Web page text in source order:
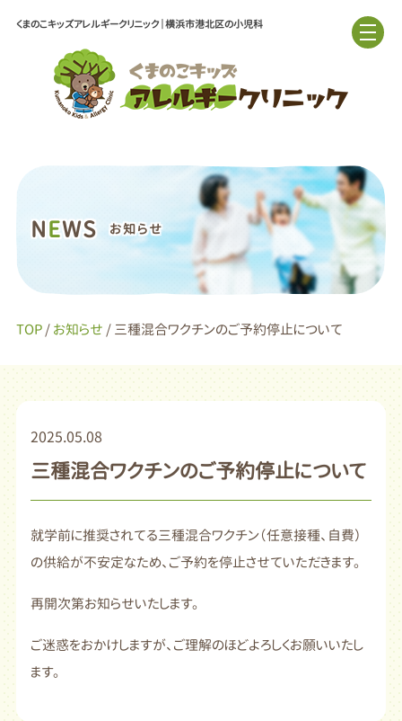
くまのこキッズアレルギークリニック｜横浜市港北区の小児科
NEWS お知らせ
TOP/お知らせ / 三種混合ワクチンのご予約停止について
2025.05.08
三種混合ワクチンのご予約停止について
就学前に推奨されてる三種混合ワクチン（任意接種、自費）
の供給が不安定なため、ご予約を停止させていただきます。
再開次第お知らせいたします。
ご迷惑をおかけしますが、ご理解のほどよろしくお願いいたし
ます。